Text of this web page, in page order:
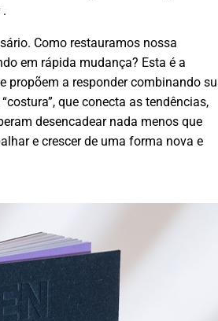
Como restauramos nossa
em rápida mudança? Esta é a
propõem a responder combinando
que conecta as tendências,
desencadear nada menos que
e crescer de uma forma nova e